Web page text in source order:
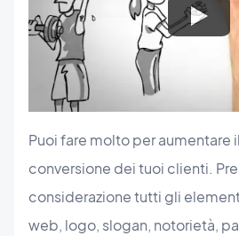
Puoi fare molto per aumentare
conversione dei tuoi clienti.
considerazione tutti gli
web, logo, slogan, notorietà,